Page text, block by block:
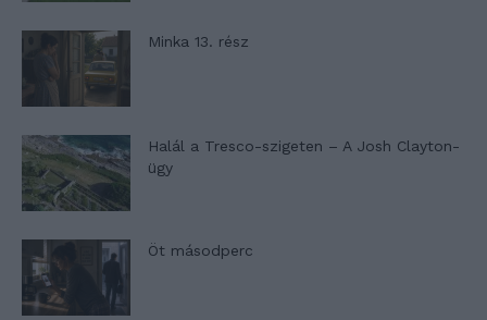
Minka 13. rész
Halál a Tresco-szigeten – A Josh Clayton-
ügy
Öt másodperc